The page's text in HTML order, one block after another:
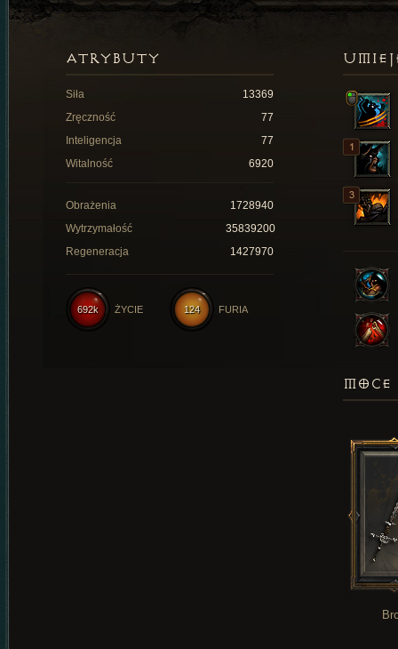
ATRYBUTY
Siła
13369
Zręczność
77
Inteligencja
77
Witalność
6920
Obrażenia
1728940
Wytrzymałość
35839200
Regeneracja
1427970
124 FURIA
692k ŻYCIE